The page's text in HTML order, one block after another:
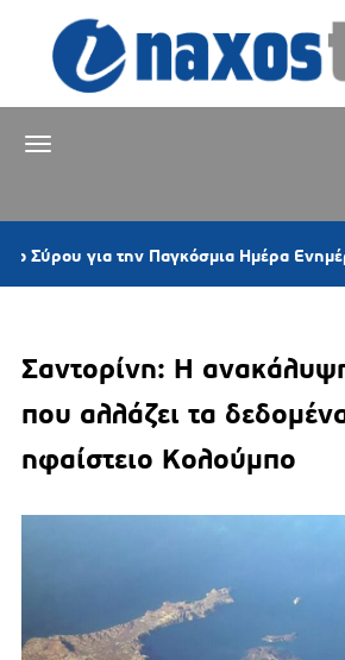
για την Παγκόσμια Ημέρα Ενημέρωσης
Σαντορίνη: Η
που αλλάζει τα
ηφαίστειο Κολούμπο